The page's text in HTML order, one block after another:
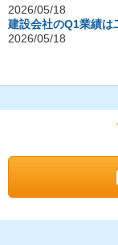
2026/05/18
建設会社のQ1業績は
2026/05/18